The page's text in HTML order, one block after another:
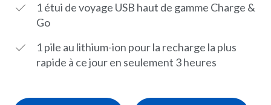
1 étui de voyage USB haut de gamme Charge &
Go
1 pile au lithium-ion pour la recharge la plus
rapide à ce jour en seulement 3 heures